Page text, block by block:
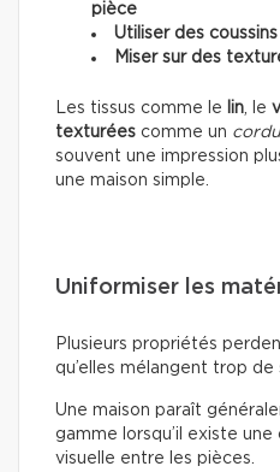
pièce
Utiliser des
Miser sur des
Les tissus comme le lin, le
texturées comme un
souvent une impression
une maison simple.
Uniformiser les
Plusieurs propriétés
qu’elles mélangent trop
Une maison paraît
gamme lorsqu’il existe
visuelle entre les pièces.